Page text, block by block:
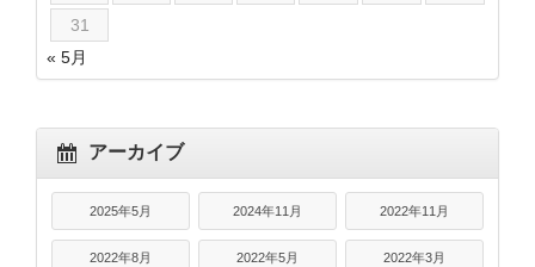
31
« 5月
アーカイブ
2025年5月 2024年11月 2022年11月
2022年8月 2022年5月 2022年3月